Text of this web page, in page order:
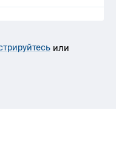
или